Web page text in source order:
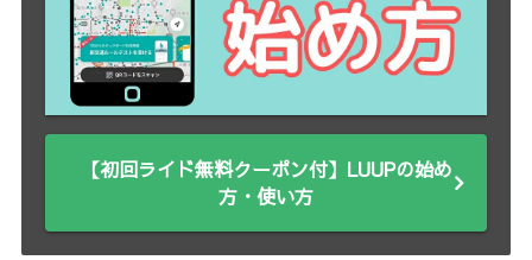
【初回ライド無料クーポン付】LUUPの始め
方・使い方